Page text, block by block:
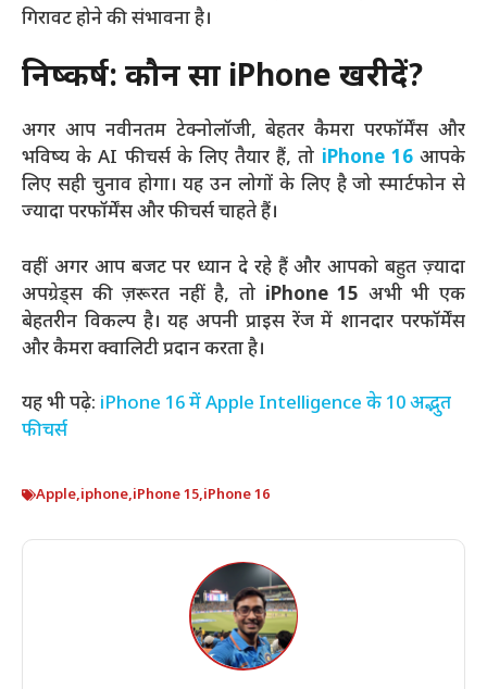
गिरावट होने की संभावना है।
निष्कर्ष: कौन सा iPhone खरीदें?
अगर आप नवीनतम टेक्नोलॉजी, बेहतर कैमरा परफॉर्मेंस और
भविष्य के AI फीचर्स के लिए तैयार हैं, तो iPhone 16 आपके
लिए सही चुनाव होगा। यह उन लोगों के लिए है जो स्मार्टफोन से
ज्यादा परफॉर्मेंस और फीचर्स चाहते हैं।
वहीं अगर आप बजट पर ध्यान दे रहे हैं और आपको बहुत ज़्यादा
अपग्रेड्स की ज़रूरत नहीं है, तो iPhone 15 अभी भी एक
बेहतरीन विकल्प है। यह अपनी प्राइस रेंज में शानदार परफॉर्मेंस
और कैमरा क्वालिटी प्रदान करता है।
यह भी पढ़े: iPhone 16 में Apple Intelligence के 10 अद्भुत
फीचर्स
Apple,iphone,iPhone 15,iPhone 16